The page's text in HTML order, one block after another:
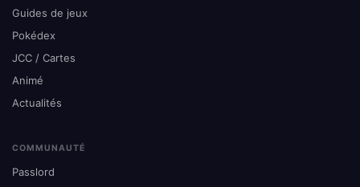
Guides de jeux
Pokédex
JCC / Cartes
Animé
Actualités
COMMUNAUTÉ
Passlord